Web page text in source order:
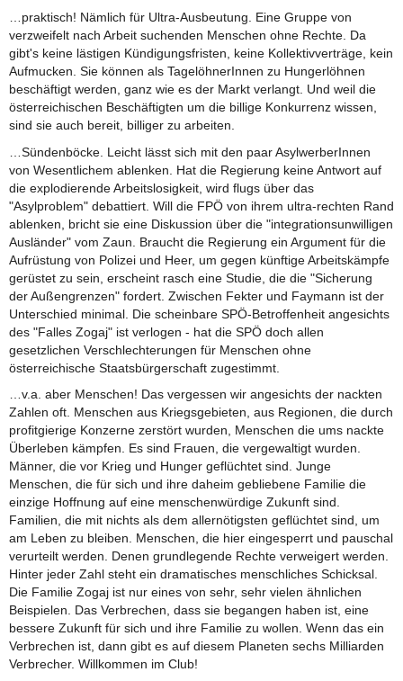
…praktisch! Nämlich für Ultra-Ausbeutung. Eine Gruppe von
verzweifelt nach Arbeit suchenden Menschen ohne Rechte. Da
gibt's keine lästigen Kündigungsfristen, keine Kollektivverträge, kein
Aufmucken. Sie können als TagelöhnerInnen zu Hungerlöhnen
beschäftigt werden, ganz wie es der Markt verlangt. Und weil die
österreichischen Beschäftigten um die billige Konkurrenz wissen,
sind sie auch bereit, billiger zu arbeiten.
…Sündenböcke. Leicht lässt sich mit den paar AsylwerberInnen
von Wesentlichem ablenken. Hat die Regierung keine Antwort auf
die explodierende Arbeitslosigkeit, wird flugs über das
"Asylproblem" debattiert. Will die FPÖ von ihrem ultra-rechten Rand
ablenken, bricht sie eine Diskussion über die "integrationsunwilligen
Ausländer" vom Zaun. Braucht die Regierung ein Argument für die
Aufrüstung von Polizei und Heer, um gegen künftige Arbeitskämpfe
gerüstet zu sein, erscheint rasch eine Studie, die die "Sicherung
der Außengrenzen" fordert. Zwischen Fekter und Faymann ist der
Unterschied minimal. Die scheinbare SPÖ-Betroffenheit angesichts
des "Falles Zogaj" ist verlogen - hat die SPÖ doch allen
gesetzlichen Verschlechterungen für Menschen ohne
österreichische Staatsbürgerschaft zugestimmt.
…v.a. aber Menschen! Das vergessen wir angesichts der nackten
Zahlen oft. Menschen aus Kriegsgebieten, aus Regionen, die durch
profitgierige Konzerne zerstört wurden, Menschen die ums nackte
Überleben kämpfen. Es sind Frauen, die vergewaltigt wurden.
Männer, die vor Krieg und Hunger geflüchtet sind. Junge
Menschen, die für sich und ihre daheim gebliebene Familie die
einzige Hoffnung auf eine menschenwürdige Zukunft sind.
Familien, die mit nichts als dem allernötigsten geflüchtet sind, um
am Leben zu bleiben. Menschen, die hier eingesperrt und pauschal
verurteilt werden. Denen grundlegende Rechte verweigert werden.
Hinter jeder Zahl steht ein dramatisches menschliches Schicksal.
Die Familie Zogaj ist nur eines von sehr, sehr vielen ähnlichen
Beispielen. Das Verbrechen, dass sie begangen haben ist, eine
bessere Zukunft für sich und ihre Familie zu wollen. Wenn das ein
Verbrechen ist, dann gibt es auf diesem Planeten sechs Milliarden
Verbrecher. Willkommen im Club!